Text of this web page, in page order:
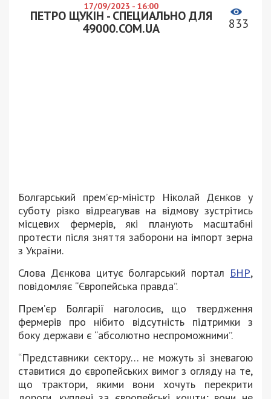
17/09/2023 - 16:00
ПЕТРО ЩУКІН - СПЕЦИАЛЬНО ДЛЯ
49000.COM.UA
833
Болгарський прем’єр-міністр Ніколай Дєнков у
суботу різко відреагував на відмову зустрітись
місцевих фермерів, які планують масштабні
протести після зняття заборони на імпорт зерна
з України.
Слова Дєнкова цитує болгарський портал БНР,
повідомляє “Європейська правда”.
Прем’єр Болгарії наголосив, що твердження
фермерів про нібито відсутність підтримки з
боку держави є “абсолютно неспроможними”.
“Представники сектору… не можуть зі зневагою
ставитися до європейських вимог з огляду на те,
що трактори, якими вони хочуть перекрити